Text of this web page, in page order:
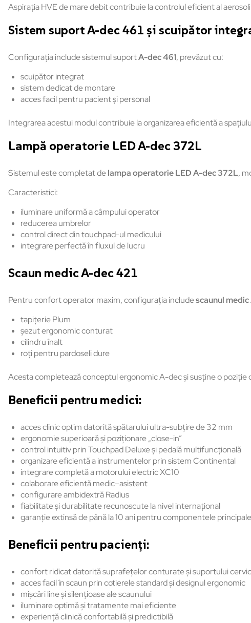
Aspirația HVE de mare debit contribuie la controlul eficient al
Sistem suport A-dec 461 și scuipător
Configurația include sistemul suportA-dec 461, prevăzut cu:
scuipător integrat
sistem dedicat de montare
acces facil pentru pacient și personal
Integrarea acestui modul contribuie la organizarea eficientă a
Lampă operatorie LED A-dec 372L
Sistemul este completat delampa operatorie LED A-dec 372L,
Caracteristici:
iluminare uniformă a câmpului operator
reducerea umbrelor
control direct din touchpad-ul medicului
integrare perfectă în fluxul de lucru
Scaun medic A-dec 421
Pentru confort operator maxim, configurația includescaunul
tapițerie Plum
șezut ergonomic conturat
cilindru înalt
roți pentru pardoseli dure
Acesta completează conceptul ergonomic A-dec și susține o poziție
Beneficii pentru medici:
acces clinic optim datorită spătarului ultra-subțire de 32 mm
ergonomie superioară și poziționare „close-in”
control intuitiv prin Touchpad Deluxe și pedală multifuncțională
organizare eficientă a instrumentelor prin sistem Continental
integrare completă a motorului electric XC10
colaborare eficientă medic–asistent
configurare ambidextră Radius
fiabilitate și durabilitate recunoscute la nivel internațional
garanție extinsă de până la 10 ani pentru componentele
Beneficii pentru pacienți:
confort ridicat datorită suprafețelor conturate și suportului
acces facil în scaun prin cotierele standard și designul ergonomic
mișcări line și silențioase ale scaunului
iluminare optimă și tratamente mai eficiente
experiență clinică confortabilă și predictibilă